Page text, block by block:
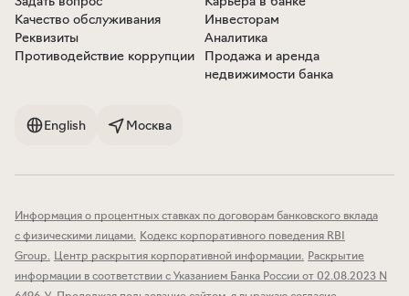
Качество обслуживания
Реквизиты
Противодействие коррупции
Инвесторам
Аналитика
Продажа и аренда
недвижимости банка
English Москва
Информация о процентных ставках по договорам банковского вклада
с физическими лицами. Кодекс корпоративного поведения RBI
Group. Центр раскрытия корпоративной информации. Раскрытие
информации в соответствии с Указанием Банка России от 02.08.2023 N